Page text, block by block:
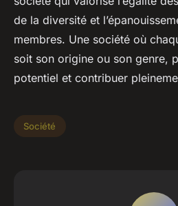
de la diversité et
membres. Une société où
soit son origine ou son genre,
potentiel et contribuer
Société